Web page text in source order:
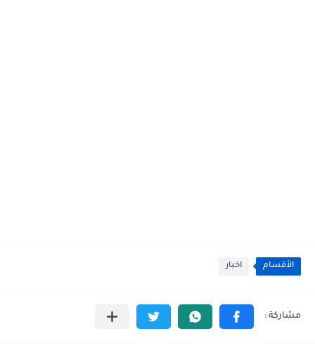
الأقسام اخبار